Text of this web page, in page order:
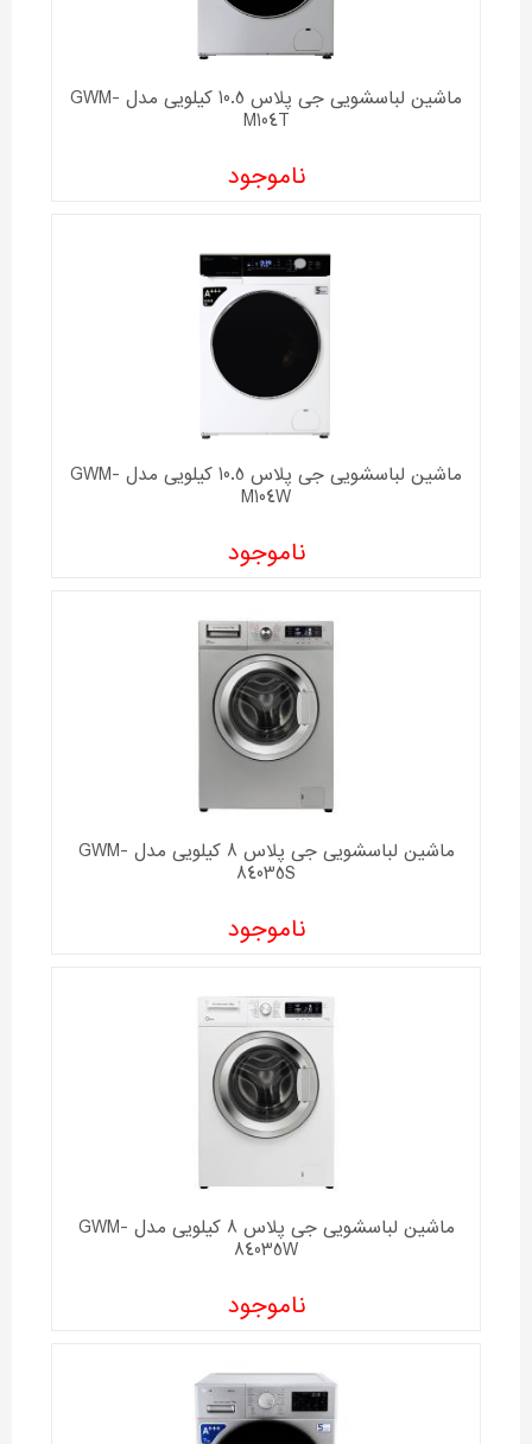
ماشین لباسشویی جی پلاس 10.5 کیلویی مدل GWM-
M104T
ناموجود
ماشین لباسشویی جی پلاس 10.5 کیلویی مدل GWM-
M104W
ناموجود
ماشین لباسشویی جی پلاس 8 کیلویی مدل GWM-
84035S
ناموجود
ماشین لباسشویی جی پلاس 8 کیلویی مدل GWM-
84035W
ناموجود